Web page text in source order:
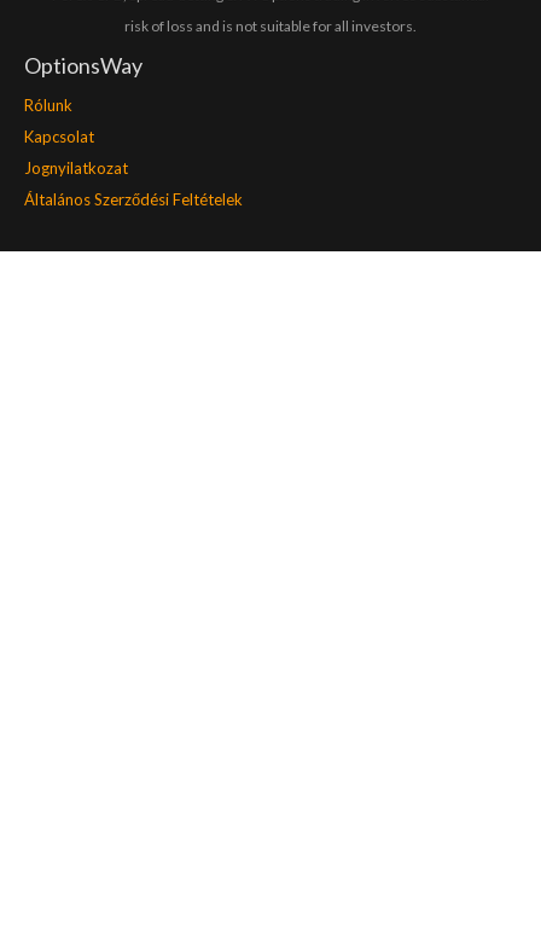
risk of loss and is not suitable for all investors.
OptionsWay
Rólunk
Kapcsolat
Jognyilatkozat
Általános Szerződési Feltételek